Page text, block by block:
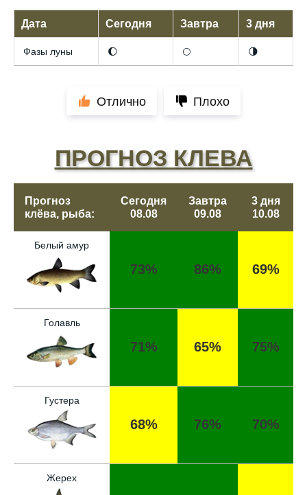
Дата Сегодня Завтра 3 дня
Фазы луны 🌔 🌕 🌗
Отлично Плохо
ПРОГНОЗ КЛЕВА
Прогноз
клёва, рыба:
Сегодня
08.08
Завтра
09.08
3 дня
10.08
Белый амур
73% 86% 69%
Голавль
71% 65% 75%
Густера
68% 76% 70%
Жерех